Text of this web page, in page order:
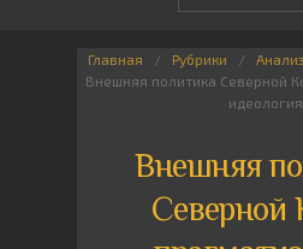
Главная Рубрики Анализ
Внешняя политика Северной
Внешняя
Северной